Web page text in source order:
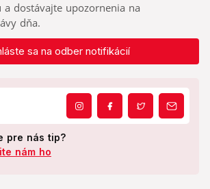
dostávajte upozornenia na
dňa.
sa na odber notifikácií
pre nás tip?
nám ho